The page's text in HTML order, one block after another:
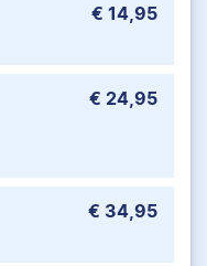
€ 14,95
€ 24,95
€ 34,95